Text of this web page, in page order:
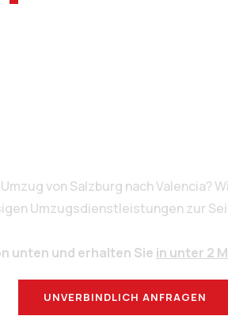
von Salzburg nach Valencia?
Umzugsdienstleistungen zur
unten und erhalten Sie in unter 2
UNVERBINDLICH ANFRAGEN